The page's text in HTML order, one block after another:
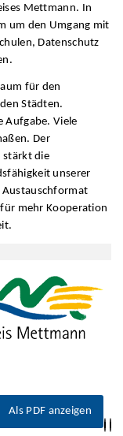
Mettmann. In
um den Umgang mit
Datenschutz
für den
Städten.
Aufgabe. Viele
Der
stärkt die
unserer
Austauschformat
mehr Kooperation
Als PDF anzeigen